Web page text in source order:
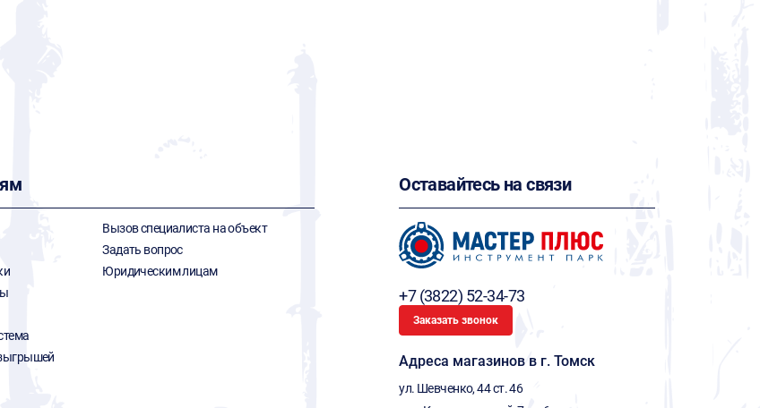
Вызов специалиста на объект
Задать вопрос
Юридическим лицам
Оставайтесь на связи
+7 (3822) 52-34-73
Заказать звонок
Адреса магазинов в г. Томск
ул. Шевченко, 44 ст. 46